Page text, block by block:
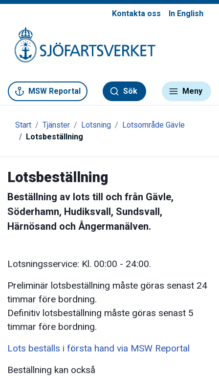
Kontakta oss In English
MSW Reportal Sök Meny
Start Tjänster Lotsning
Lotsområde Gävle
Lotsbeställning
Lotsbeställning
Beställning av lots till och från Gävle,
Söderhamn, Hudiksvall, Sundsvall,
Härnösand och Ångermanälven.
Lotsningsservice: Kl. 00:00 - 24:00.
Preliminär lotsbeställning måste göras senast 24
timmar före bordning.
Definitiv lotsbeställning måste göras senast 5
timmar före bordning.
Lots beställs i första hand via MSW Reportal
Beställning kan också